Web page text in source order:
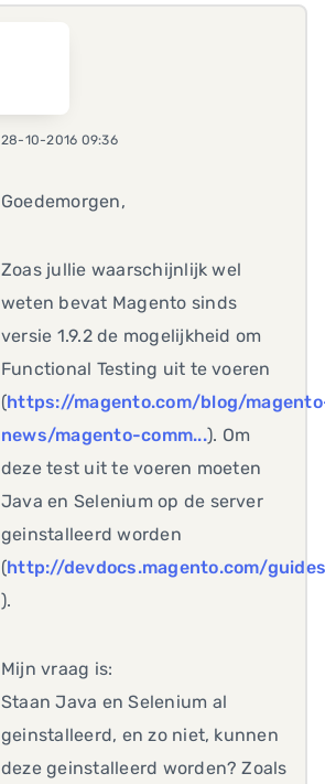
28-10-2016 09:36
Goedemorgen,
Zoas jullie waarschijnlijk wel
weten bevat Magento sinds
versie 1.9.2 de mogelijkheid om
Functional Testing uit te voeren
(https://magento.com/blog/
news/magento-comm...). Om
deze test uit te voeren moeten
Java en Selenium op de server
geinstalleerd worden
(http://devdocs.magento.com/
).
Mijn vraag is:
Staan Java en Selenium al
geinstalleerd, en zo niet, kunnen
deze geinstalleerd worden? Zoals